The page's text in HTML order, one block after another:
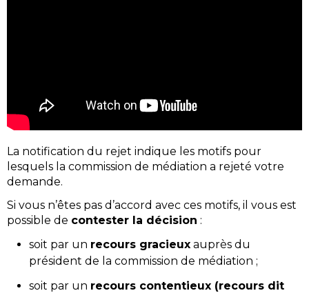
La notification du rejet indique les motifs pour
lesquels la commission de médiation a rejeté votre
demande.
Si vous n’êtes pas d’accord avec ces motifs, il vous est
possible de contester la décision :
soit par un recours gracieux auprès du
président de la commission de médiation ;
soit par un recours contentieux (recours dit